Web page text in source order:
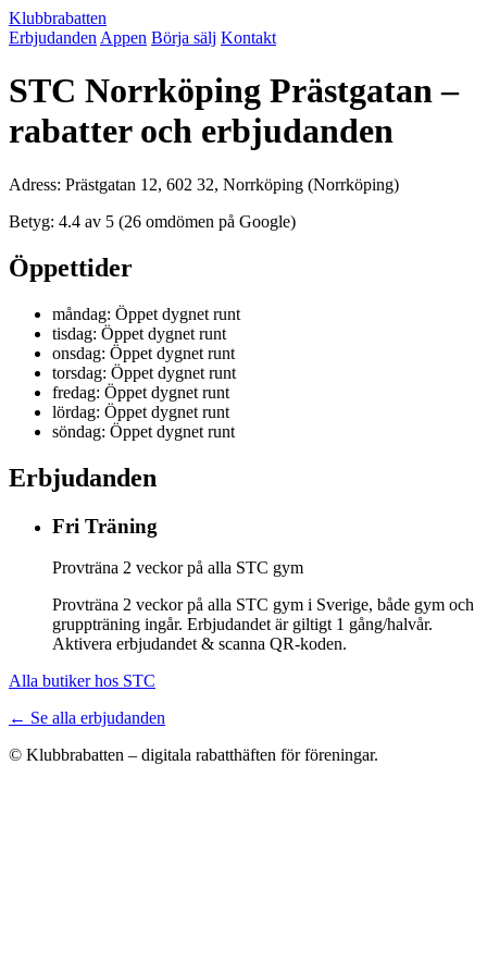
Klubbrabatten
Erbjudanden Appen Börja sälj Kontakt
STC Norrköping Prästgatan –
rabatter och erbjudanden
Adress: Prästgatan 12, 602 32, Norrköping (Norrköping)
Betyg: 4.4 av 5 (26 omdömen på Google)
Öppettider
måndag: Öppet dygnet runt
tisdag: Öppet dygnet runt
onsdag: Öppet dygnet runt
torsdag: Öppet dygnet runt
fredag: Öppet dygnet runt
lördag: Öppet dygnet runt
söndag: Öppet dygnet runt
Erbjudanden
Fri Träning
Provträna 2 veckor på alla STC gym
Provträna 2 veckor på alla STC gym i Sverige, både gym och
gruppträning ingår. Erbjudandet är giltigt 1 gång/halvår.
Aktivera erbjudandet & scanna QR-koden.
Alla butiker hos STC
← Se alla erbjudanden
© Klubbrabatten – digitala rabatthäften för föreningar.